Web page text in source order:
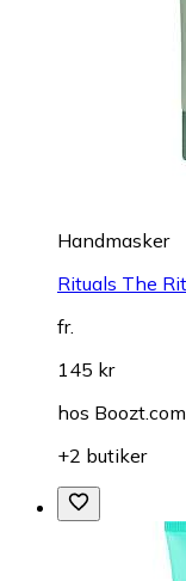
Handmasker
Rituals The
fr.
145 kr
hos Boozt.com
+2 butiker